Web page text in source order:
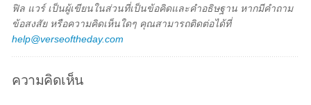
ฟิล แวร์ เป็นผู้เขียนในส่วนที่เป็นข้อคิดและคำอธิษฐาน หากมีคำถาม
ข้อสงสัย หรือความคิดเห็นใดๆ คุณสามารถติดต่อได้ที่
help@verseoftheday.com
ความคิดเห็น